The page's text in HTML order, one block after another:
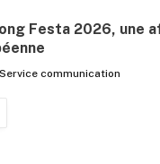
Festa 2026, une
Service communication